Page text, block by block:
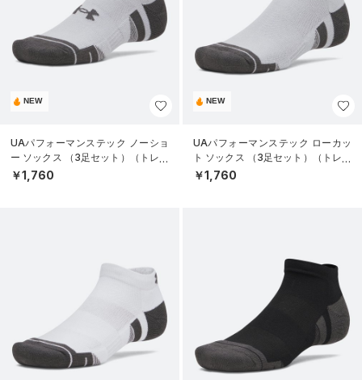
NEW
UAパフォーマンステック ノーショ
ー ソックス （3足セット）（トレー
ニング/UNISEX）
￥1,760
NEW
UAパフォーマンステック ローカッ
ト ソックス （3足セット）（トレー
ニング/UNISEX）
￥1,760